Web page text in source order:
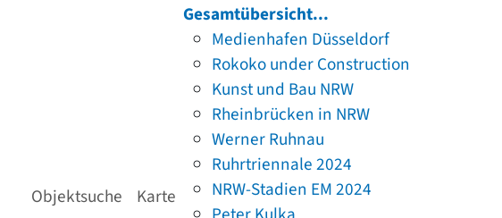
Objektsuche Karte
Gesamtübersicht...
Medienhafen Düsseldorf
Rokoko under Construction
Kunst und Bau NRW
Rheinbrücken in NRW
Werner Ruhnau
Ruhrtriennale 2024
NRW-Stadien EM 2024